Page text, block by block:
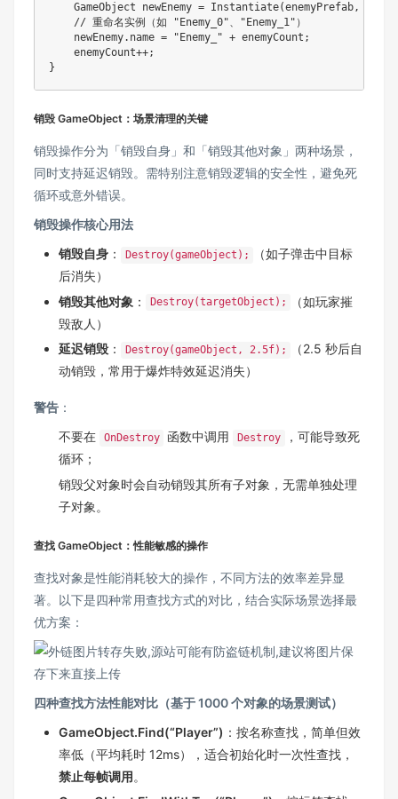
GameObject newEnemy = Instantiate(enemyPrefab,
// 重命名实例（如 "Enemy_0"、"Enemy_1"）
    newEnemy
. name = "Enemy_" + enemyCount ;
    enemyCount
++;
}
销毁 GameObject：场景清理的关键
销毁操作分为「销毁自身」和「销毁其他对象」两种场景，
同时支持延迟销毁。需特别注意销毁逻辑的安全性，避免死
循环或意外错误。
销毁操作核心用法
销毁自身 ： Destroy(gameObject);
（如子弹击中目标
后消失）
销毁其他对象 ： Destroy(targetObject);
（如玩家摧
毁敌人）
延迟销毁 ： Destroy(gameObject, 2.5f);
（2.5 秒后自
动销毁，常用于爆炸特效延迟消失）
警告 ：
不要在
OnDestroy 函数中调用 Destroy
，可能导致死
循环；
销毁父对象时会自动销毁其所有子对象，无需单独处理
子对象。
查找 GameObject：性能敏感的操作
查找对象是性能消耗较大的操作，不同方法的效率差异显
著。以下是四种常用查找方式的对比，结合实际场景选择最
优方案：
四种查找方法性能对比（基于 1000 个对象的场景测试）
GameObject.Find(“Player”) ：按名称查找，简单但效
率低（平均耗时 12ms），适合初始化时一次性查找，
禁止每帧调用。